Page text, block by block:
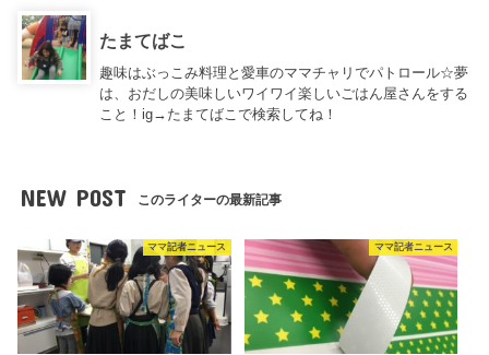
たまてばこ
趣味はぶっこみ料理と愛車のママチャリでパトロール☆夢
は、おだしの美味しいワイワイ楽しいごはん屋さんをする
こと！ig→たまてばこで検索してね！
NEW POST このライターの最新記事
ママ記者ニュース ママ記者ニュース